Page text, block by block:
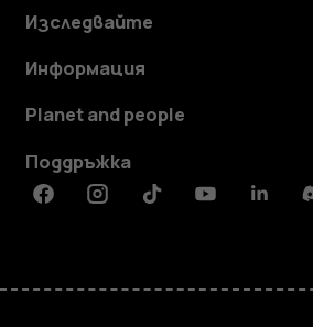
Изследвайте
Информация
Planet and people
Поддръжка
FacebookInstagramTiktokYoutube